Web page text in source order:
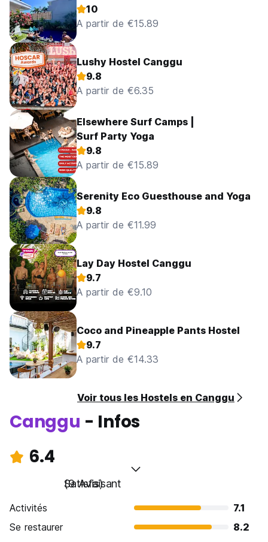
10
A partir de €15.89
Lushy Hostel Canggu
9.8
A partir de €6.35
Elsewhere Surf Camps |
Surf Party Yoga
9.8
A partir de €15.89
Serenity Eco Guesthouse and Yoga
9.8
A partir de €11.99
Lay Day Hostel Canggu
9.7
A partir de €9.10
Coco and Pineapple Pants Hostel
9.7
A partir de €14.33
Voir tous les Hostels en Canggu
Canggu - Infos
6.4
Satisfaisant
(9 Avis)
Activités
7.1
Se restaurer
8.2